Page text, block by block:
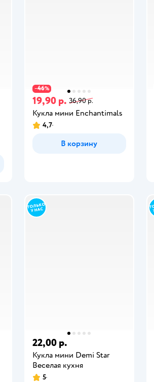
−46%
19,90 р. 36,90 р.
Кукла мини Enchantimals
4,7
В корзину
22,00 р.
Кукла мини Demi Star
Веселая кухня
5